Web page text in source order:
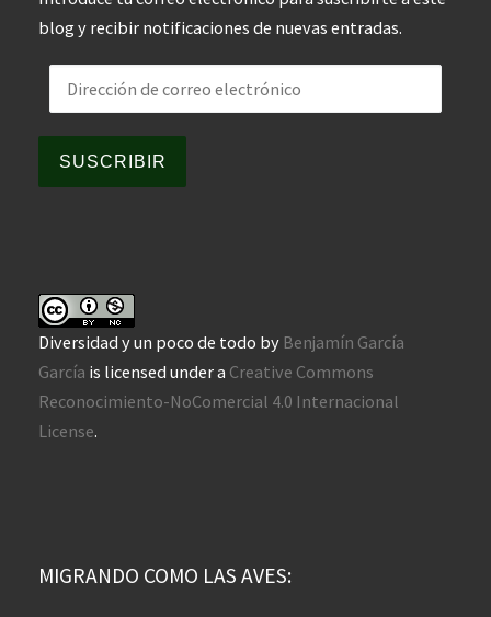
blog y recibir notificaciones de nuevas entradas.
Dirección de correo electrónico
SUSCRIBIR
Diversidad y un poco de todo by Benjamín García
García is licensed under a Creative Commons
Reconocimiento-NoComercial 4.0 Internacional
License.
MIGRANDO COMO LAS AVES: